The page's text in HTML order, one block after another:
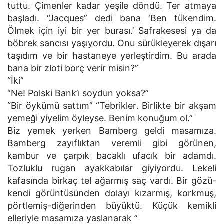
tuttu. Çimenler kadar yeşile döndü. Ter atmaya
başladı. “Jacques” dedi bana ‘Ben tükendim.
Ölmek için iyi bir yer burası.’ Safrakesesi ya da
böbrek sancısı yaşıyordu. Onu sürükleyerek dışarı
taşıdım ve bir hastaneye yerleştirdim. Bu arada
bana bir zloti borç verir misin?”
“İki”
“Ne! Polski Bank’ı soydun yoksa?”
“Bir öykümü sattım” “Tebrikler. Birlikte bir akşam
yemeği yiyelim öyleyse. Benim konuğum ol.”
Biz yemek yerken Bamberg geldi masamıza.
Bamberg zayıflıktan veremli gibi görünen,
kambur ve çarpık bacaklı ufacık bir adamdı.
Tozluklu rugan ayakkabılar giyiyordu. Lekeli
kafasında birkaç tel ağarmış saç vardı. Bir gözü-
kendi görüntüsünden dolayı kızarmış, korkmuş,
pörtlemiş-diğerinden büyüktü. Küçük kemikli
elleriyle masamıza yaslanarak ”